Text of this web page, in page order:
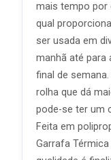
mais tempo por
qual
ser usada em
manhã até para
final de
rolha que dá
pode-se ter um
Feita em
Garrafa